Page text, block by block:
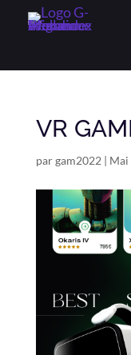
VR
pargam2022 | Mai